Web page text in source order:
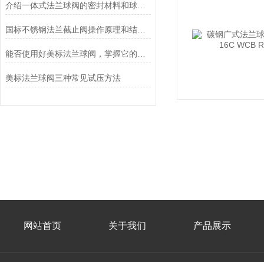
介绍一体式法兰球阀的密封材料和球体支撑方式
国标不锈钢法兰截止阀操作原理和结构说明
美标法兰球阀三种常见试压方法
网站首页 关于我们 产品展示